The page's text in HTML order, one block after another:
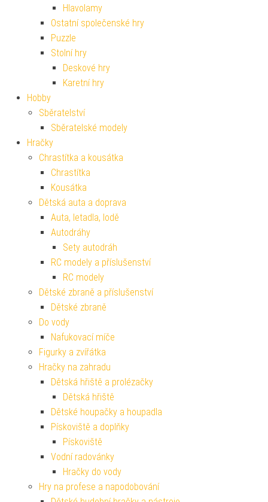
Hlavolamy
Ostatní společenské hry
Puzzle
Stolní hry
Deskové hry
Karetní hry
Hobby
Sběratelství
Sběratelské modely
Hračky
Chrastítka a kousátka
Chrastítka
Kousátka
Dětská auta a doprava
Auta, letadla, lodě
Autodráhy
Sety autodráh
RC modely a příslušenství
RC modely
Dětské zbraně a příslušenství
Dětské zbraně
Do vody
Nafukovací míče
Figurky a zvířátka
Hračky na zahradu
Dětská hřiště a prolézačky
Dětská hřiště
Dětské houpačky a houpadla
Pískoviště a doplňky
Pískoviště
Vodní radovánky
Hračky do vody
Hry na profese a napodobování